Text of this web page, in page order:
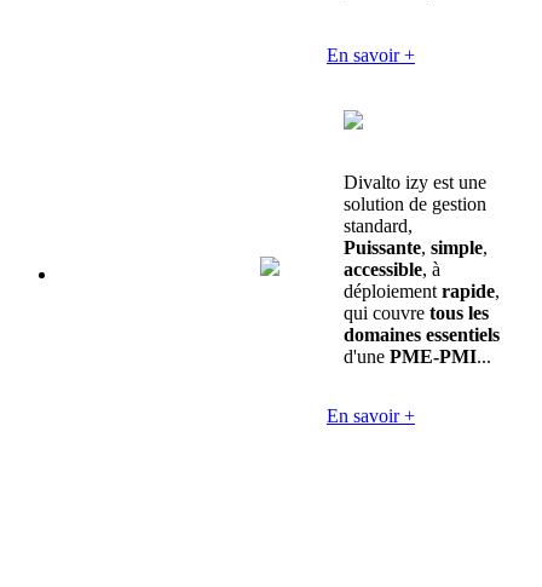
En savoir +
Divalto izy est une
solution de gestion
standard,
Puissante, simple,
accessible, à
déploiement rapide,
qui couvre tous les
domaines essentiels
d'une PME-PMI...
En savoir +